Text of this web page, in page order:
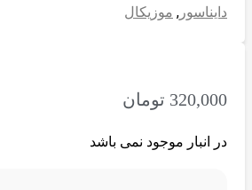
دایناسور , موزیکال
320,000 تومان
در انبار موجود نمی باشد